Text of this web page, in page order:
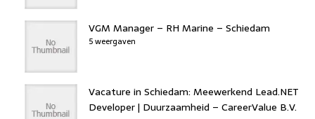
VGM Manager – RH Marine – Schiedam
5 weergaven
Vacature in Schiedam: Meewerkend Lead.NET
Developer | Duurzaamheid – CareerValue B.V.